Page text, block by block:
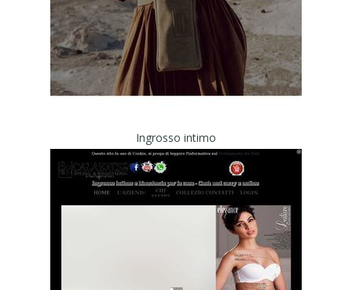
Ingrosso intimo